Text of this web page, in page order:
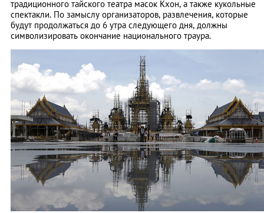
традиционного тайского театра масок Кхон, а также кукольные
спектакли. По замыслу организаторов, развлечения, которые
будут продолжаться до 6 утра следующего дня, должны
символизировать окончание национального траура.